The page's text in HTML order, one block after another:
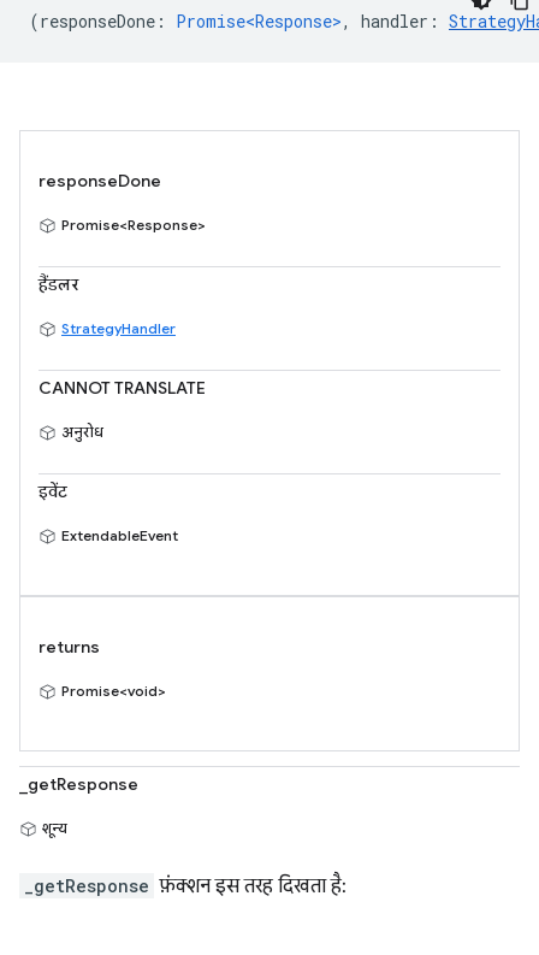
(responseDone : Promise<Response>, handler :
responseDone
Promise<Response>
हैंडलर
StrategyHandler
CANNOT TRANSLATE
अनुरोध
इवेंट
ExtendableEvent
returns
Promise<void>
_getResponse
शून्य
_getResponse फ़ंक्शन इस तरह दिखता है: